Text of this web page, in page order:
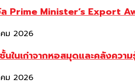
ล Prime Minister’s Export
ม 2026
ในเก่าจากหอสมุดและคลังควา
ม 2026